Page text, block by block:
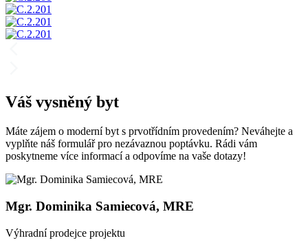
Váš vysněný byt
Máte zájem o moderní byt s prvotřídním provedením? Neváhejte a
vyplňte náš formulář pro nezávaznou poptávku. Rádi vám
poskytneme více informací a odpovíme na vaše dotazy!
Mgr. Dominika Samiecová, MRE
Výhradní prodejce projektu